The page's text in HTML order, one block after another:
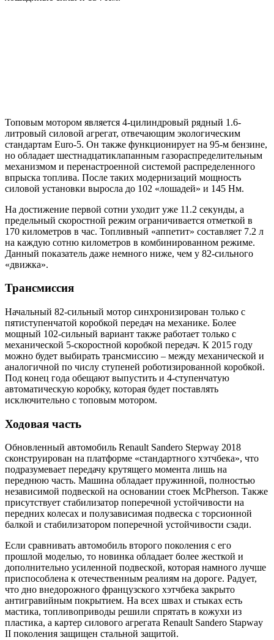
Топовым мотором является 4-цилиндровый рядный 1.6-
литровый силовой агрегат, отвечающим экологическим
стандартам Euro-5. Он также функционирует на 95-м бензине,
но обладает шестнадцатиклапанным газораспределительным
механизмом и перенастроенной системой распределенного
впрыска топлива. После таких модернизаций мощность
силовой установки выросла до 102 «лошадей» и 145 Нм.
На достижение первой сотни уходит уже 11.2 секунды, а
предельный скоростной режим ограничивается отметкой в
170 километров в час. Топливный «аппетит» составляет 7.2 л
на каждую сотню километров в комбинированном режиме.
Данный показатель даже немного ниже, чем у 82-сильного
«движка».
Трансмиссия
Начальный 82-сильный мотор синхронизирован только с
пятиступенчатой коробкой передач на механике. Более
мощный 102-сильный вариант также работает только с
механической 5-скоростной коробкой передач. К 2015 году
можно будет выбирать трансмиссию – между механической и
аналогичной по числу ступеней роботизированной коробкой.
Под конец года обещают выпустить и 4-ступенчатую
автоматическую коробку, которая будет поставлять
исключительно с топовым мотором.
Ходовая часть
Обновленный автомобиль Renault Sandero Stepway 2018
сконструирован на платформе «стандартного хэтчбека», что
подразумевает передачу крутящего момента лишь на
переднюю часть. Машина обладает пружинной, полностью
независимой подвеской на основании стоек McPherson. Также
присутствует стабилизатор поперечной устойчивости на
передних колесах и полузависимая подвеска с торсионной
балкой и стабилизатором поперечной устойчивости сзади.
Если сравнивать автомобиль второго поколения с его
прошлой моделью, то новинка обладает более жесткой и
дополнительно усиленной подвеской, которая намного лучше
приспособлена к отечественным реалиям на дороге. Радует,
что дно внедорожного французского хэтчбека закрыто
антигравийным покрытием. На всех швах и стыках есть
мастика, топливоприводы решили спрятать в кожухи из
пластика, а картер силового агрегата Renault Sandero Stapway
II поколения защищен стальной защитой.